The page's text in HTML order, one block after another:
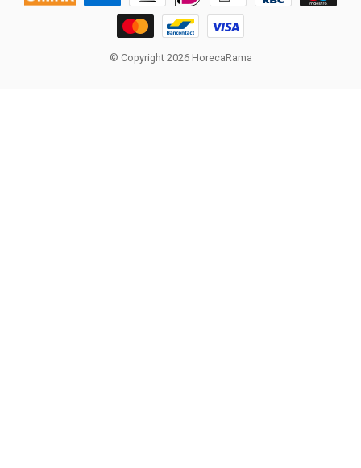
© Copyright 2026 HorecaRama